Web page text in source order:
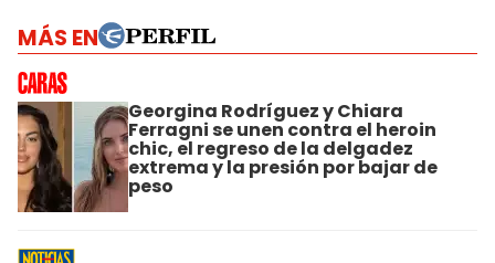
MÁS EN
Georgina Rodríguez y Chiara
Ferragni se unen contra el heroin
chic, el regreso de la delgadez
extrema y la presión por bajar de
peso